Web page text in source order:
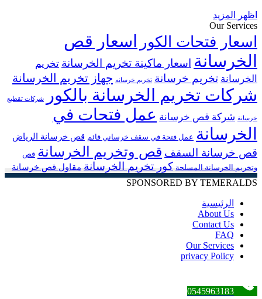
اظهر المزيد
Our Services
اسعار فتحات الكور
اسعار قص
الخرسانة اسعار ماكينة تخريم الخرسانة تخريم
الخرسانة تخريم خرسانة تخريم خرسانه جهاز تخريم الخرسانة
شركات تخريم الخرسانة بالكور شركات تقطيع
خرسانة شركة قص خرسانة عمل فتحات في
الخرسانة عمل فتحة في سقف خرساني قائم قص خرسانة الرياض
قص خرسانة السقف قص وتخريم الخرسانة قص
وتخريم الخرسانة المسلحة كور تخريم الخرسانة مقاول قص خرسانة
SPONSORED BY TEMERALDS
الرئيسية
About Us
Contact Us
FAQ
Our Services
privacy Policy
الذهاب0545963183